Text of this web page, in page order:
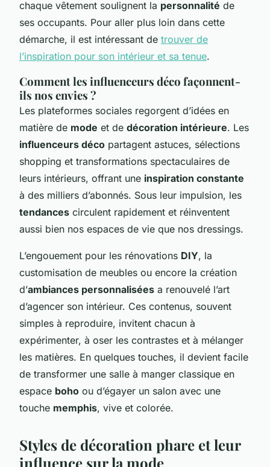
chaque vêtement soulignent la personnalité de
ses occupants. Pour aller plus loin dans cette
démarche, il est intéressant de trouver de
l’inspiration pour son intérieur et sa tenue.
Comment les influenceurs déco façonnent-
ils nos envies ?
Les plateformes sociales regorgent d’idées en
matière de mode et de décoration intérieure. Les
influenceurs déco partagent astuces, sélections
shopping et transformations spectaculaires de
leurs intérieurs, offrant une inspiration constante
à des milliers d’abonnés. Sous leur impulsion, les
tendances circulent rapidement et réinventent
aussi bien nos espaces de vie que nos dressings.
L’engouement pour les rénovations DIY, la
customisation de meubles ou encore la création
d’ambiances personnalisées a renouvelé l’art
d’agencer son intérieur. Ces contenus, souvent
simples à reproduire, invitent chacun à
expérimenter, à oser les contrastes et à mélanger
les matières. En quelques touches, il devient facile
de transformer une salle à manger classique en
espace boho ou d’égayer un salon avec une
touche memphis, vive et colorée.
Styles de décoration phare et leur
influence sur la mode